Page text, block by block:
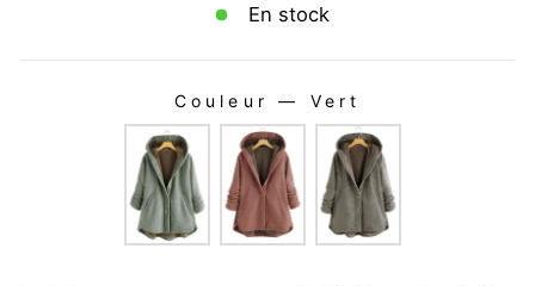
En stock
Couleur — Vert
COULEUR